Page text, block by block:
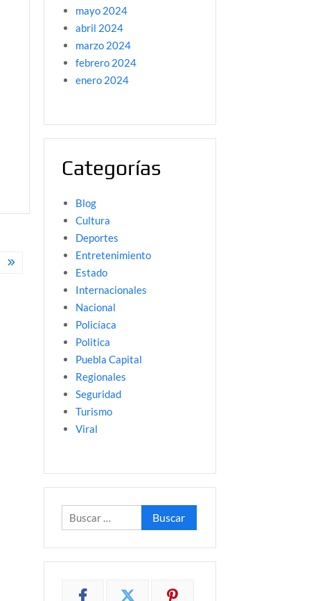
mayo 2024
abril 2024
marzo 2024
febrero 2024
enero 2024
Categorías
Blog
Cultura
Deportes
Entretenimiento
Estado
Internacionales
Nacional
Policíaca
Politica
Puebla Capital
Regionales
Seguridad
Turismo
Viral
Buscar: